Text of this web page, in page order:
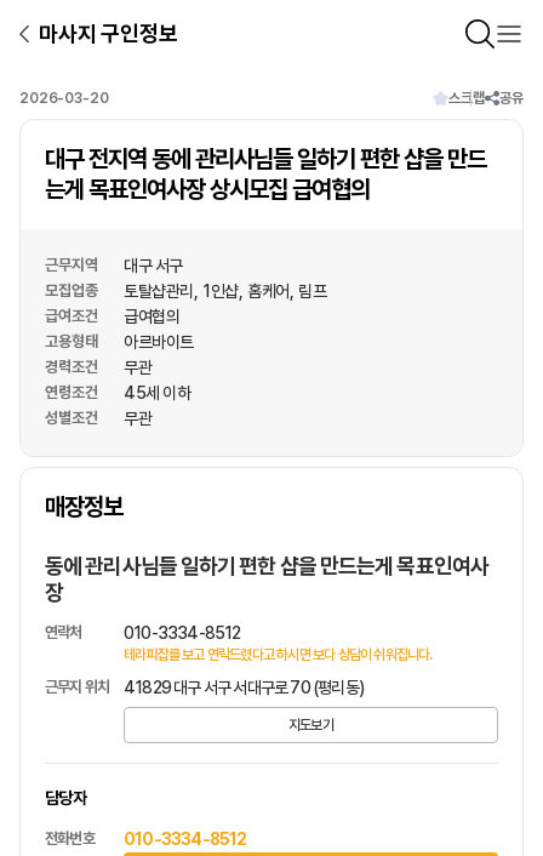
마사지 구인정보
2026-03-20 스크랩 공유
대구 전지역 동에 관리사님들 일하기 편한 샵을 만드
는게 목표인여사장 상시모집 급여협의
근무지역 대구 서구
모집업종 토탈샵관리 1인샵 홈케어 림프
급여조건 급여협의
고용형태 아르바이트
경력조건 무관
연령조건 45세 이하
성별조건 무관
매장정보
상호명
동에 관리사님들 일하기 편한 샵을 만드는게 목표인여사
장
연락처 010-3334-8512
테라피잡를 보고 연락드렸다고 하시면 보다 상담이 쉬워집니다.
근무지 위치 41829 대구 서구 서대구로 70 (평리동)
지도보기
담당자
전화번호 010-3334-8512